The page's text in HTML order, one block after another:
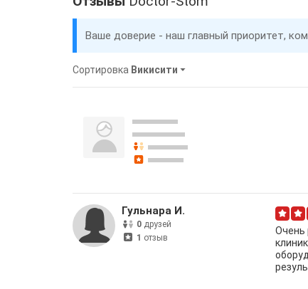
Ваше доверие - наш главный приоритет,
Сортировка Викисити
Гульнара И.
0 друзей
1 отзыв
Очень